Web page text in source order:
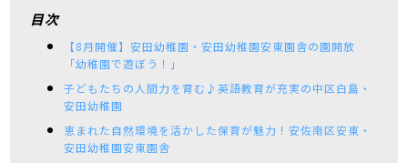
目次
【8月開催】安田幼稚園・安田幼稚園安東園舎の園開放
「幼稚園で遊ぼう！」
子どもたちの人間力を育む♪英語教育が充実の中区白島・
安田幼稚園
恵まれた自然環境を活かした保育が魅力！安佐南区安東・
安田幼稚園安東園舎